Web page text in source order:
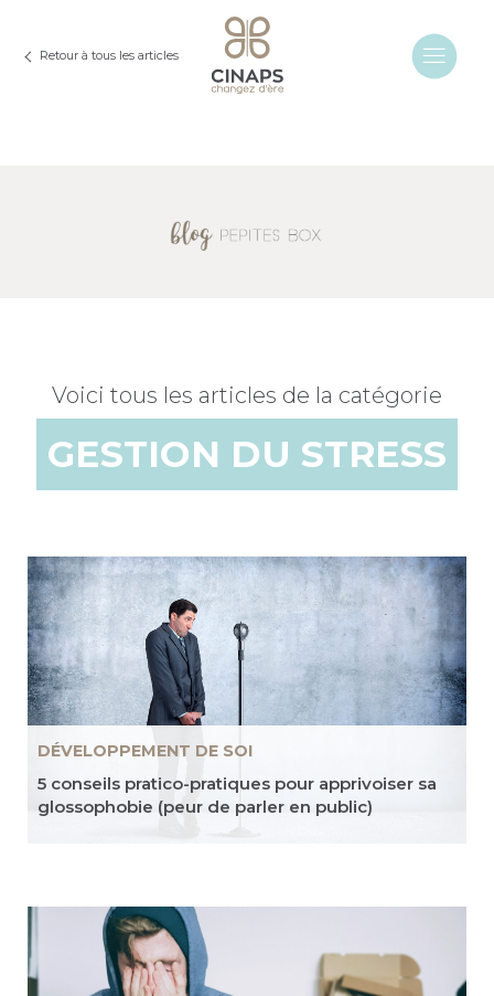
Retour à tous les articles
Voici tous les articles de la catégorie
GESTION DU STRESS
DÉVELOPPEMENT DE SOI
5 conseils pratico-pratiques pour apprivoiser sa
glossophobie (peur de parler en public)